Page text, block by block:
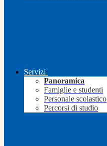
Servizi
Panoramica
Famiglie e studenti
Personale scolastico
Percorsi di studio